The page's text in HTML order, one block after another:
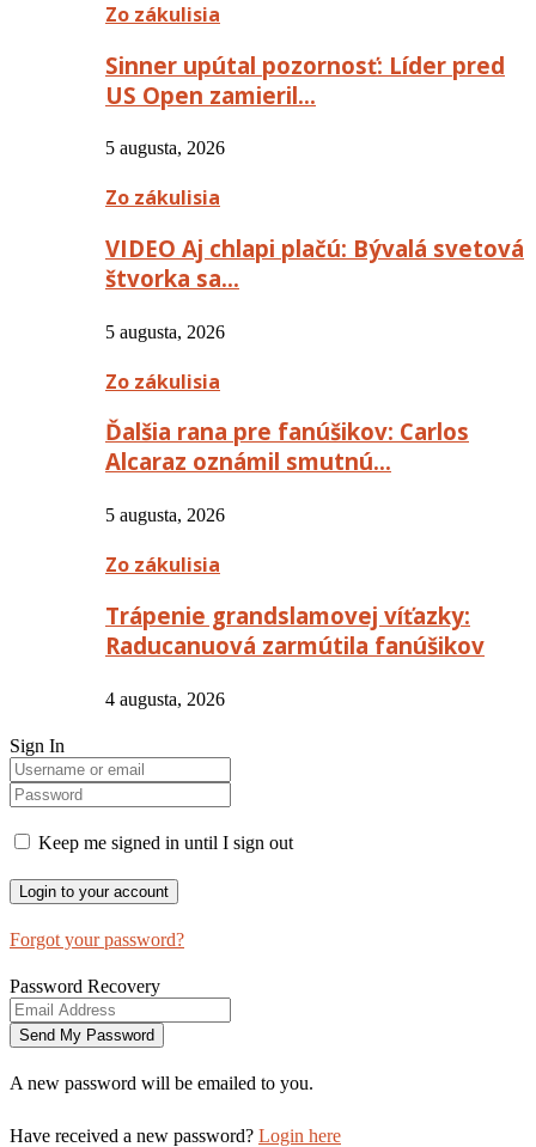
Zo zákulisia
Sinner upútal pozornosť: Líder pred
US Open zamieril…
5 augusta, 2026
Zo zákulisia
VIDEO Aj chlapi plačú: Bývalá svetová
štvorka sa…
5 augusta, 2026
Zo zákulisia
Ďalšia rana pre fanúšikov: Carlos
Alcaraz oznámil smutnú…
5 augusta, 2026
Zo zákulisia
Trápenie grandslamovej víťazky:
Raducanuová zarmútila fanúšikov
4 augusta, 2026
Sign In
Keep me signed in until I sign out
Forgot your password?
Password Recovery
A new password will be emailed to you.
Have received a new password? Login here